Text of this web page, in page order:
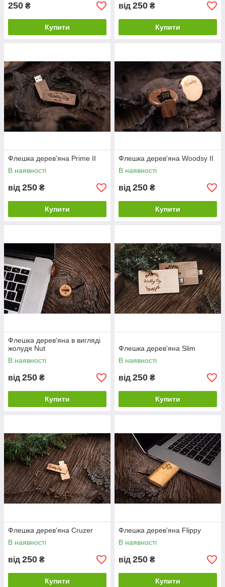
250 ₴
Купити
від 250 ₴
Купити
Флешка дерев'яна Prime II
В наявності
від 250 ₴
Купити
Флешка дерев'яна Woodsy II
В наявності
від 250 ₴
Купити
Флешка дерев'яна в вигляді
жолудя Nut
В наявності
від 250 ₴
Купити
Флешка дерев'яна Slim
В наявності
від 250 ₴
Купити
Флешка дерев'яна Cruzer
В наявності
від 250 ₴
Купити
Флешка дерев'яна Flippy
В наявності
від 250 ₴
Купити